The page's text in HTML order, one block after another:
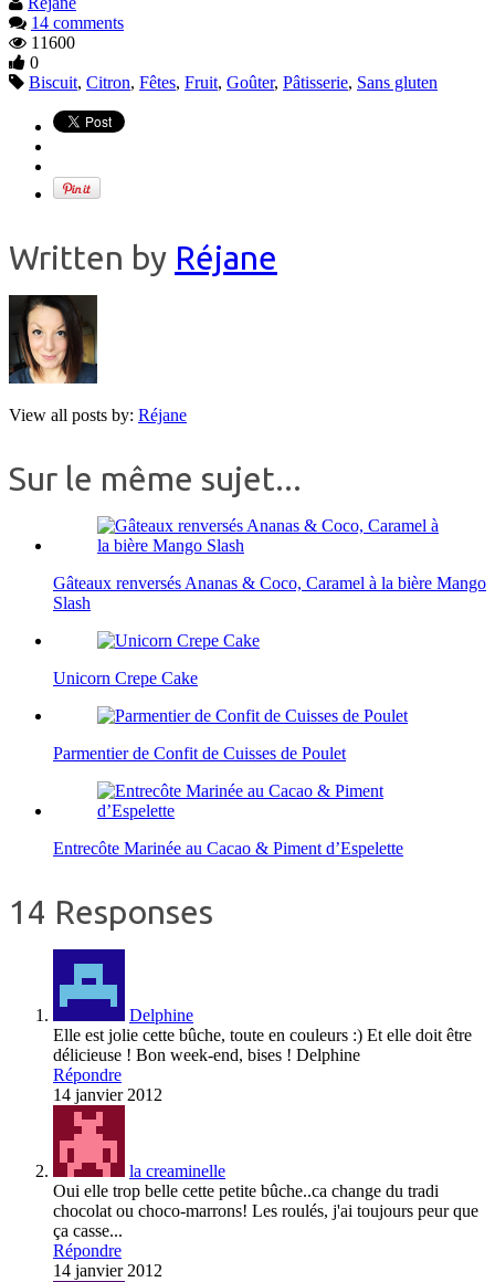
14 comments
11600
0
Biscuit, Citron, Fêtes, Fruit, Goûter, Pâtisserie, Sans gluten
Written by Réjane
View all posts by: Réjane
Sur le même sujet...
Gâteaux renversés Ananas & Coco, Caramel à la bière Mango
Slash
Unicorn Crepe Cake
Parmentier de Confit de Cuisses de Poulet
Entrecôte Marinée au Cacao & Piment d’Espelette
14 Responses
Delphine
Elle est jolie cette bûche, toute en couleurs :) Et elle doit être
délicieuse ! Bon week-end, bises ! Delphine
Répondre
14 janvier 2012
la creaminelle
Oui elle trop belle cette petite bûche..ca change du tradi
chocolat ou choco-marrons! Les roulés, j'ai toujours peur que
ça casse...
Répondre
14 janvier 2012